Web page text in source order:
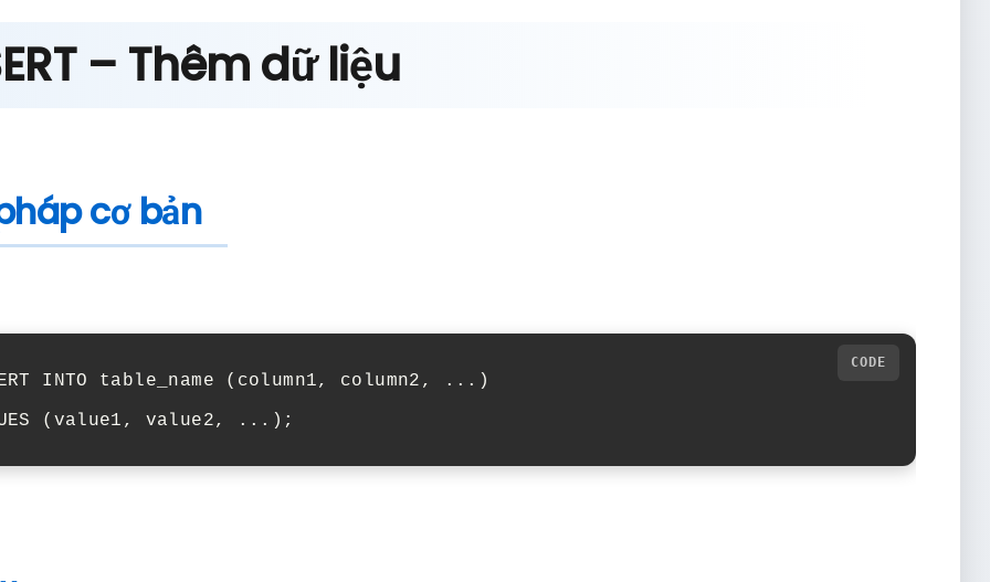
– Thêm dữ liệu
cơ bản
INTO table_name (column1, column2, ...)
(value1, value2, ...);